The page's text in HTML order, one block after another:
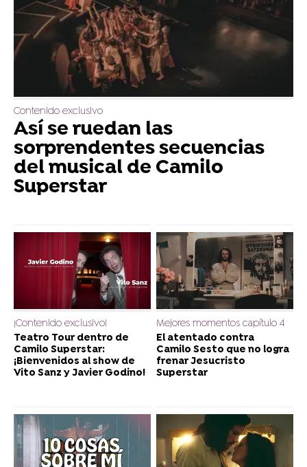
Contenido exclusivo
Así se ruedan las
sorprendentes secuencias
del musical de Camilo
Superstar
¡Contenido exclusivo!
Teatro Tour dentro de
Camilo Superstar:
¡Bienvenidos al show de
Vito Sanz y Javier Godino!
Mejores momentos capítulo 4
El atentado contra
Camilo Sesto que no logra
frenar Jesucristo
Superstar